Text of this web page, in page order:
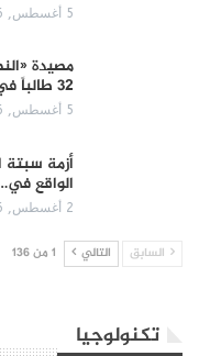
5 أغسطس, 2026
مصيدة
32 طالباً في فخ الذكاء…
5 أغسطس, 2026
أزمة سبتة
الواقع
2 أغسطس, 2026
السابق التالي 1 من 136
تكنولوجيا